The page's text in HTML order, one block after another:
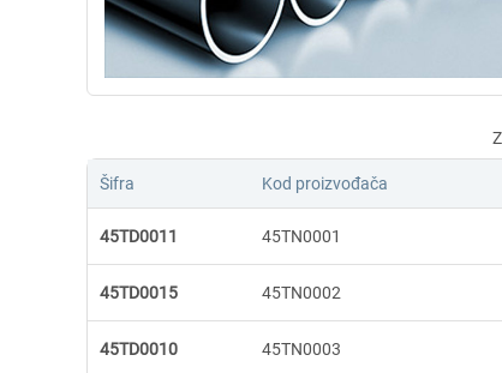
Šifra Kod proizvođača
45TD0011 45TN0001
45TD0015 45TN0002
45TD0010 45TN0003